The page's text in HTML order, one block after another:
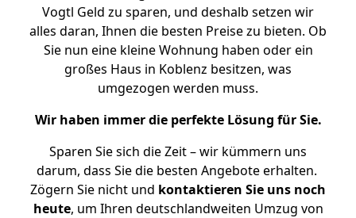
Vogtl Geld zu sparen, und deshalb setzen wir
alles daran, Ihnen die besten Preise zu bieten. Ob
Sie nun eine kleine Wohnung haben oder ein
großes Haus in Koblenz besitzen, was
umgezogen werden muss.
Wir haben immer die perfekte Lösung für Sie.
Sparen Sie sich die Zeit – wir kümmern uns
darum, dass Sie die besten Angebote erhalten.
Zögern Sie nicht und kontaktieren Sie uns noch
heute, um Ihren deutschlandweiten Umzug von